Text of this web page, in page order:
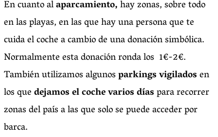
En cuanto alaparcamiento,hay zonas, sobre todo
en las playas, en las que hay una persona que te
cuida el coche a cambio de una donación simbólica.
Normalmente esta donación ronda los 1€-2€.
También utilizamos algunosparkings vigiladosen
los quedejamos el coche varios díaspara recorrer
zonas del país a las que solo se puede acceder por
barca.